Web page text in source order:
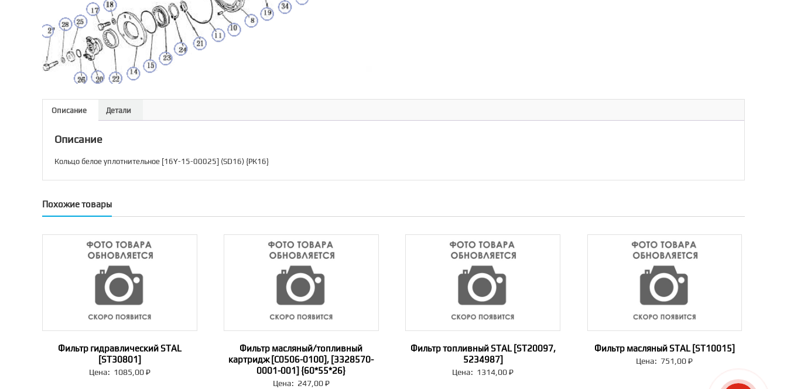
Описание Детали
Описание
Кольцо белое уплотнительное [16Y-15-00025] (SD16) {РК16}
Похожие товары
Фильтр гидравлический STAL
[ST30801]
Цена: 1085,00₽
Фильтр масляный/топливный
картридж [C0506-0100], [3328570-
0001-001] {60*55*26}
Цена: 247,00₽
Фильтр топливный STAL [ST20097,
5234987]
Цена: 1314,00₽
Фильтр масляный STAL [ST10015]
Цена: 751,00₽